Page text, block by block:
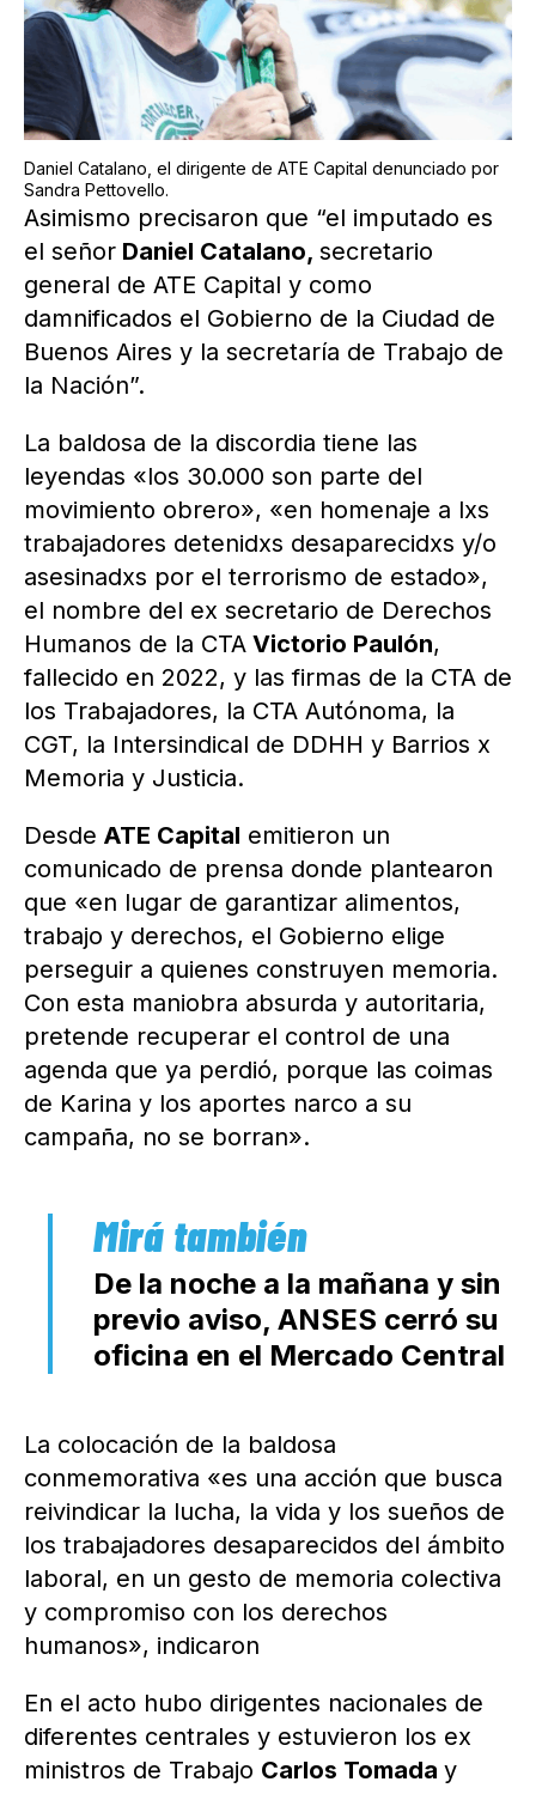
Daniel Catalano, el dirigente de ATE Capital denunciado por
Sandra Pettovello.
Asimismo precisaron que “el imputado es
el señor Daniel Catalano, secretario
general de ATE Capital y como
damnificados el Gobierno de la Ciudad de
Buenos Aires y la secretaría de Trabajo de
la Nación”.
La baldosa de la discordia tiene las
leyendas «los 30.000 son parte del
movimiento obrero», «en homenaje a lxs
trabajadores detenidxs desaparecidxs y/o
asesinadxs por el terrorismo de estado»,
el nombre del ex secretario de Derechos
Humanos de la CTA Victorio Paulón,
fallecido en 2022, y las firmas de la CTA de
los Trabajadores, la CTA Autónoma, la
CGT, la Intersindical de DDHH y Barrios x
Memoria y Justicia.
Desde ATE Capital emitieron un
comunicado de prensa donde plantearon
que «en lugar de garantizar alimentos,
trabajo y derechos, el Gobierno elige
perseguir a quienes construyen memoria.
Con esta maniobra absurda y autoritaria,
pretende recuperar el control de una
agenda que ya perdió, porque las coimas
de Karina y los aportes narco a su
campaña, no se borran».
De la noche a la mañana y sin
previo aviso, ANSES cerró su
oficina en el Mercado Central
La colocación de la baldosa
conmemorativa «es una acción que busca
reivindicar la lucha, la vida y los sueños de
los trabajadores desaparecidos del ámbito
laboral, en un gesto de memoria colectiva
y compromiso con los derechos
humanos», indicaron
En el acto hubo dirigentes nacionales de
diferentes centrales y estuvieron los ex
ministros de Trabajo Carlos Tomada y